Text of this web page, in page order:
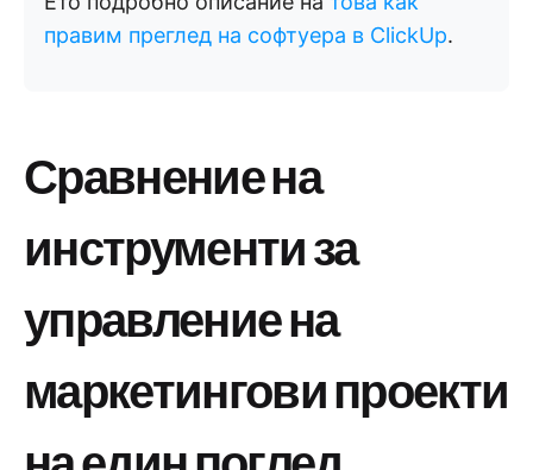
правим преглед на софтуера в ClickUp.
Сравнение на
инструменти за
управление на
маркетингови проекти